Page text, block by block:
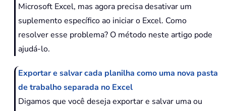
Microsoft Excel, mas agora precisa desativar um
suplemento específico ao iniciar o Excel. Como
resolver esse problema? O método neste artigo pode
ajudá-lo.
Exportar e salvar cada planilha como uma nova pasta
de trabalho separada no Excel
Digamos que você deseja exportar e salvar uma ou